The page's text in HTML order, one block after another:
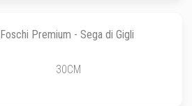
Foschi Premium - Sega di Gigli
30CM